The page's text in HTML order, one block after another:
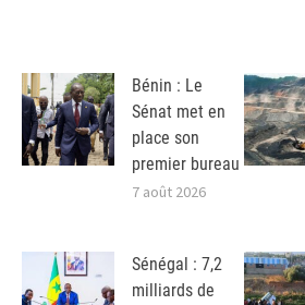
Bénin : Le
Sénat met en
place son
premier bureau
7 août 2026
Sénégal : 7,2
milliards de